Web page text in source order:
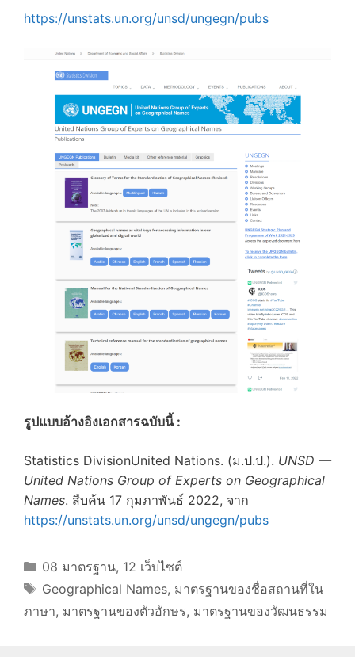
https://unstats.un.org/unsd/ungegn/pubs
รูปแบบอ้างอิงเอกสารฉบับนี้ :
Statistics DivisionUnited Nations. (ม.ป.ป.). UNSD —
United Nations Group of Experts on Geographical
Names. สืบค้น 17 กุมภาพันธ์ 2022, จาก
https://unstats.un.org/unsd/ungegn/pubs
Categories
08 มาตรฐาน, 12 เว็บไซต์
Tags
Geographical Names, มาตรฐานของชื่อสถานที่ใน
ภาษา, มาตรฐานของตัวอักษร, มาตรฐานของวัฒนธรรม